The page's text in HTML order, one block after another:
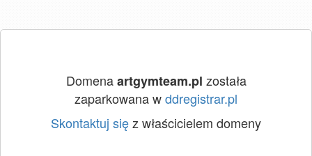
Domenaartgymteam.pl została
zaparkowana wddregistrar.pl
Skontaktuj sięz właścicielem domeny